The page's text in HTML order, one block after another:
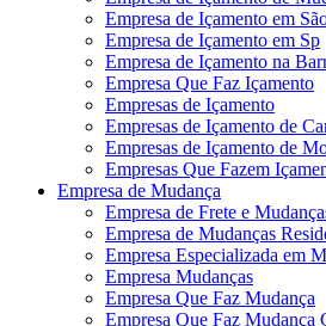
Empresa de Içamento em
Empresa de Içamento em Sp
Empresa de Içamento na
Empresa Que Faz Içamento
Empresas de Içamento
Empresas de Içamento de
Empresas de Içamento de
Empresas Que Fazem
Empresa de Mudança
Empresa de Frete e
Empresa de Mudanças
Empresa Especializada em
Empresa Mudanças
Empresa Que Faz Mudança
Empresa Que Faz Mudança